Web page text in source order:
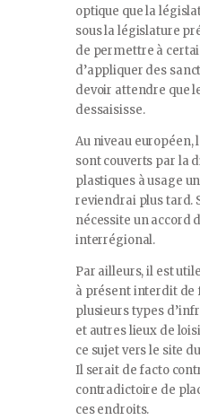
optique que la
sous la législature
de permettre à
d’appliquer des
devoir attendre que
dessaisisse.
Au niveau européen,
sont couverts par la
plastiques à usage
reviendrai plus tard.
nécessite un accord
interrégional.
Par ailleurs, il est
à présent interdit de
plusieurs types
et autres lieux de
ce sujet vers le site
Il serait de facto
contradictoire de
ces endroits.